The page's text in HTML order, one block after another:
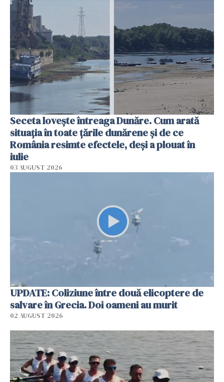
Seceta lovește întreaga Dunăre. Cum arată
situația în toate țările dunărene și de ce
România resimte efectele, deși a plouat în
iulie
03 AUGUST 2026
UPDATE: Coliziune între două elicoptere de
salvare în Grecia. Doi oameni au murit
02 AUGUST 2026